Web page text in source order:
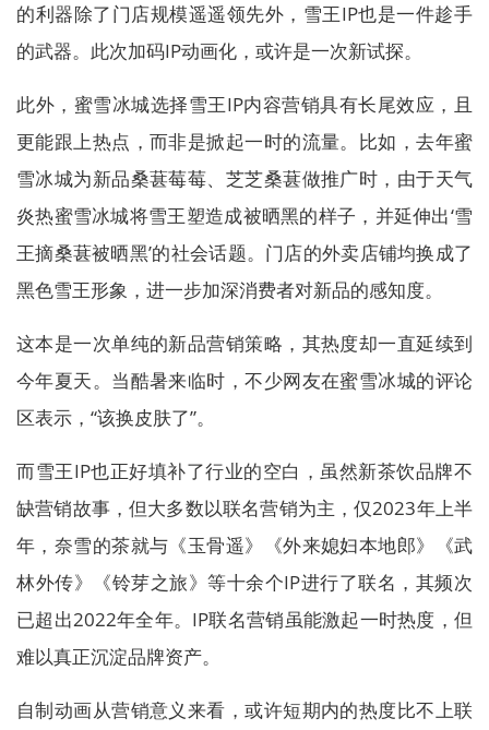
的利器除了门店规模遥遥领先外，雪王IP也是一件趁手
的武器。此次加码IP动画化，或许是一次新试探。
此外，蜜雪冰城选择雪王IP内容营销具有长尾效应，且
更能跟上热点，而非是掀起一时的流量。比如，去年蜜
雪冰城为新品桑葚莓莓、芝芝桑葚做推广时，由于天气
炎热蜜雪冰城将雪王塑造成被晒黑的样子，并延伸出‘雪
王摘桑葚被晒黑’的社会话题。门店的外卖店铺均换成了
黑色雪王形象，进一步加深消费者对新品的感知度。
这本是一次单纯的新品营销策略，其热度却一直延续到
今年夏天。当酷暑来临时，不少网友在蜜雪冰城的评论
区表示，“该换皮肤了”。
而雪王IP也正好填补了行业的空白，虽然新茶饮品牌不
缺营销故事，但大多数以联名营销为主，仅2023年上半
年，奈雪的茶就与《玉骨遥》《外来媳妇本地郎》《武
林外传》《铃芽之旅》等十余个IP进行了联名，其频次
已超出2022年全年。IP联名营销虽能激起一时热度，但
难以真正沉淀品牌资产。
自制动画从营销意义来看，或许短期内的热度比不上联